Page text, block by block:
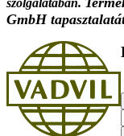
szolgálatában.
GmbH